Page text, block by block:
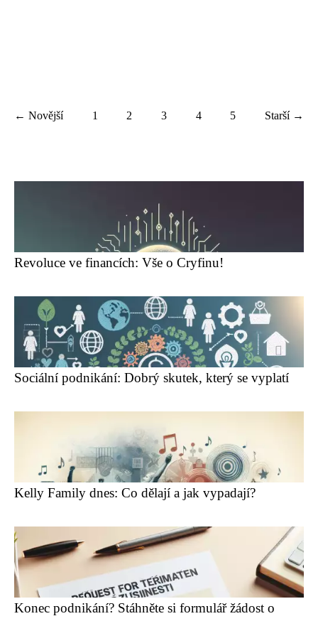
← Novější 1 2 3 4 5 Starší →
Revoluce ve financích: Vše o Cryfinu!
Sociální podnikání: Dobrý skutek, který se vyplatí
Kelly Family dnes: Co dělají a jak vypadají?
Konec podnikání? Stáhněte si formulář žádost o